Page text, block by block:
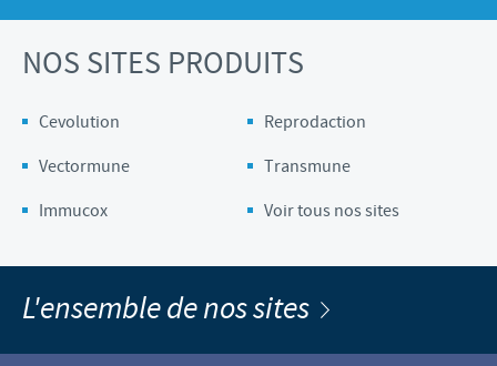
NOS SITES PRODUITS
Cevolution
Reprodaction
Vectormune
Transmune
Immucox
Voir tous nos sites
L'ensemble de nos sites